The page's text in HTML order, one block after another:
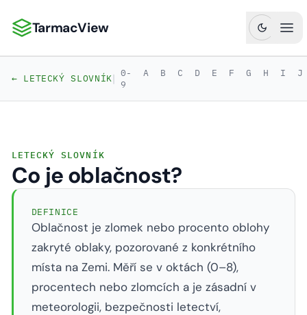
TarmacView: Precizní letecká analytika
TarmacView
← LETECKÝ SLOVNÍK| 0-
9
A B C D E F G H I J
LETECKÝ SLOVNÍK
Co je oblačnost?
DEFINICE
Oblačnost je zlomek nebo procento oblohy
zakryté oblaky, pozorované z konkrétního
místa na Zemi. Měří se v oktách (0–8),
procentech nebo zlomcích a je zásadní v
meteorologii, bezpečnosti letectví,